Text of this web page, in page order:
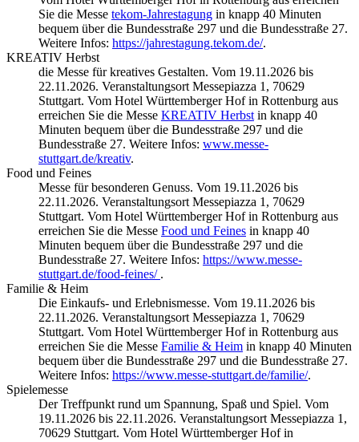
Sie die Messe tekom-Jahrestagung in knapp 40 Minuten
bequem über die Bundesstraße 297 und die Bundesstraße 27.
Weitere Infos: https://jahrestagung.tekom.de/.
KREATIV Herbst
die Messe für kreatives Gestalten. Vom 19.11.2026 bis
22.11.2026. Veranstaltungsort Messepiazza 1, 70629
Stuttgart. Vom Hotel Württemberger Hof in Rottenburg aus
erreichen Sie die Messe KREATIV Herbst in knapp 40
Minuten bequem über die Bundesstraße 297 und die
Bundesstraße 27. Weitere Infos: www.messe-
stuttgart.de/kreativ.
Food und Feines
Messe für besonderen Genuss. Vom 19.11.2026 bis
22.11.2026. Veranstaltungsort Messepiazza 1, 70629
Stuttgart. Vom Hotel Württemberger Hof in Rottenburg aus
erreichen Sie die Messe Food und Feines in knapp 40
Minuten bequem über die Bundesstraße 297 und die
Bundesstraße 27. Weitere Infos: https://www.messe-
stuttgart.de/food-feines/ .
Familie & Heim
Die Einkaufs- und Erlebnismesse. Vom 19.11.2026 bis
22.11.2026. Veranstaltungsort Messepiazza 1, 70629
Stuttgart. Vom Hotel Württemberger Hof in Rottenburg aus
erreichen Sie die Messe Familie & Heim in knapp 40 Minuten
bequem über die Bundesstraße 297 und die Bundesstraße 27.
Weitere Infos: https://www.messe-stuttgart.de/familie/.
Spielemesse
Der Treffpunkt rund um Spannung, Spaß und Spiel. Vom
19.11.2026 bis 22.11.2026. Veranstaltungsort Messepiazza 1,
70629 Stuttgart. Vom Hotel Württemberger Hof in